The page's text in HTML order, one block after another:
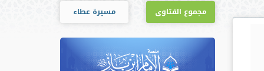
مجموع الفتاوى مسيرة عطاء